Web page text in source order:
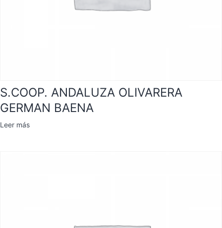
S.COOP. ANDALUZA OLIVARERA
GERMAN BAENA
Leer más